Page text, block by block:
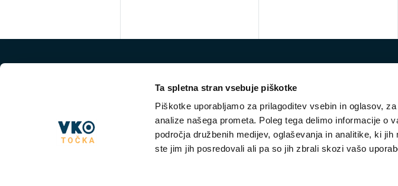
Ta spletna stran vsebuje piškotke
Piškotke uporabljamo za prilagoditev vsebin in oglasov,
analize našega prometa. Poleg tega delimo informacije o
področja družbenih medijev, oglaševanja in analitike, ki
ste jim jih posredovali ali pa so jih zbrali skozi vašo
E-mail: